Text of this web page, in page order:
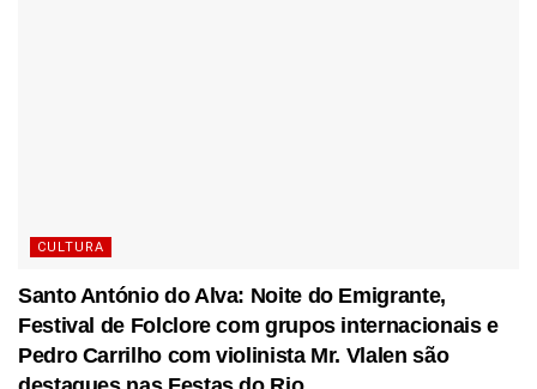
CULTURA
Santo António do Alva: Noite do Emigrante,
Festival de Folclore com grupos internacionais e
Pedro Carrilho com violinista Mr. Vlalen são